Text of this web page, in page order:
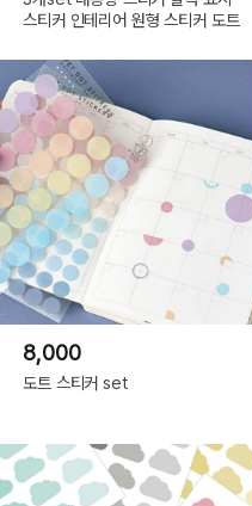
스티커 인테리어 원형 스티커 도트
8,000
도트 스티커 set